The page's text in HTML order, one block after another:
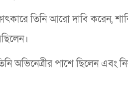
তিনি আরো দাবি করেন,
অভিনেত্রীর পাশে ছিলেন এবং